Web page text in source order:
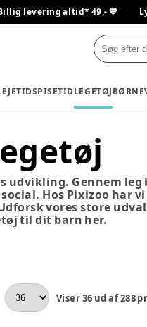
levering altid* 49,- 💙
SPISETIDLEGETØJ
udvikling. Gennem
Hos Pixizoo har
vores store
til dit barn her.
Viser36 ud af288